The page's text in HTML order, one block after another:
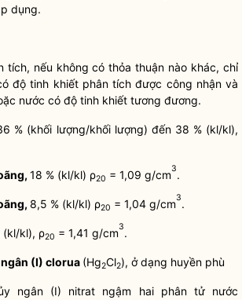
dụng.
tích, nếu không có thỏa thuận nào khác, chỉ
độ tinh khiết phân tích được công nhận và
nước có độ tinh khiết tương đương.
% (khối lượng/khối lượng) đến 38 % (kl/kl),
18 % (kl/kl) ρ20 = 1,09 g/cm3.
8,5 % (kl/kl) ρ20 = 1,04 g/cm3.
(kl/kl), ρ20 = 1,41 g/cm3.
(I) clorua (Hg2Cl2), ở dạng huyền phù
ngân (I) nitrat ngậm hai phân tử nước